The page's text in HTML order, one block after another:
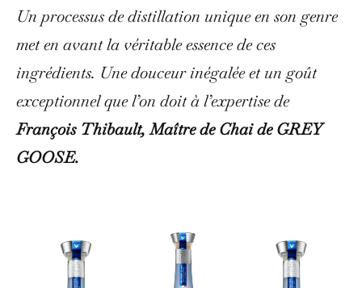
Un processus de distillation unique en son genre
met en avant la véritable essence de ces
ingrédients. Une douceur inégalée et un goût
exceptionnel que l’on doit à l’expertise de
François Thibault, Maître de Chai de GREY
GOOSE.